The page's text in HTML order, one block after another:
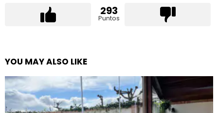
293
Puntos
YOU MAY ALSO LIKE